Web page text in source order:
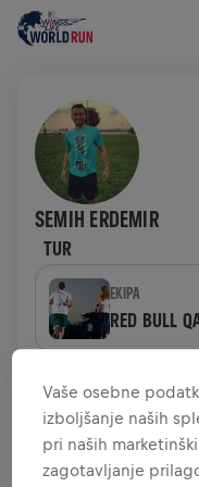
SEMIH ERDEMIR
TUR
EKIPA
RED BULL
PREGLED ZBIRANJA
0,00 $ ZBRANIH
Vaše osebne
izboljšanje naših
pri naših
zagotavljanje